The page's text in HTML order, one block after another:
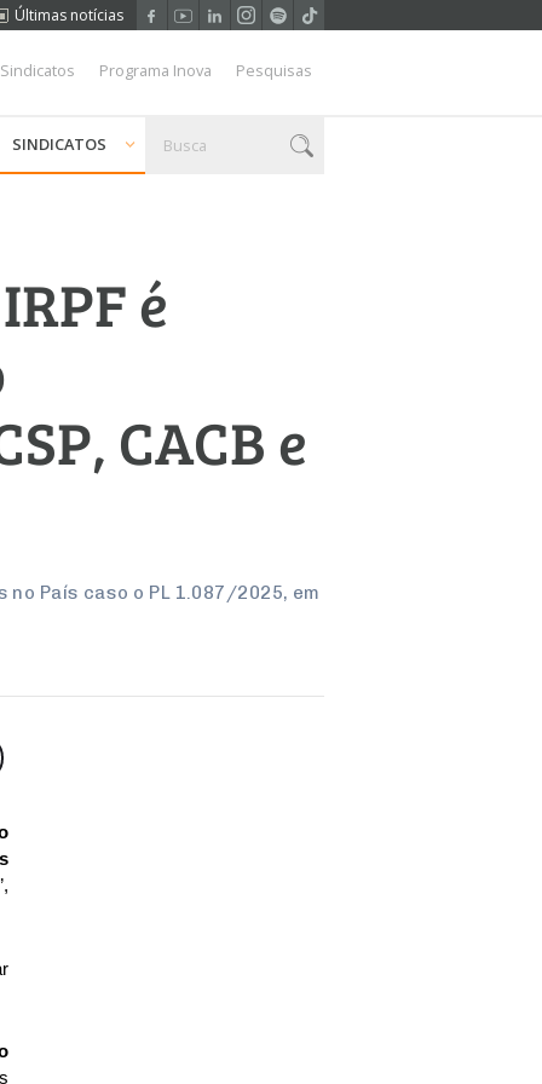
Últimas notícias
Programa Inova Pesquisas
SINDICATOS
é
CACB e
País caso o PL 1.087/2025, em